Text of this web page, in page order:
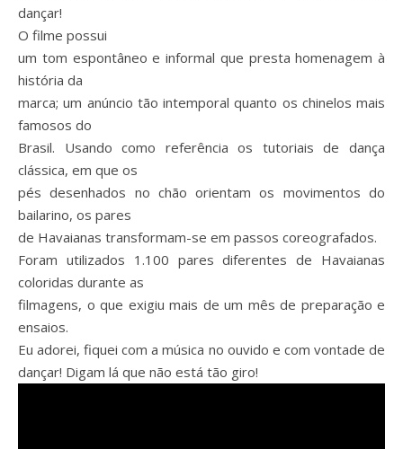
dançar!
O filme possui
um tom espontâneo e informal que presta homenagem à
história da
marca; um anúncio tão intemporal quanto os chinelos mais
famosos do
Brasil. Usando como referência os tutoriais de dança
clássica, em que os
pés desenhados no chão orientam os movimentos do
bailarino, os pares
de Havaianas transformam-se em passos coreografados.
Foram utilizados 1.100 pares diferentes de Havaianas
coloridas durante as
filmagens, o que exigiu mais de um mês de preparação e
ensaios.
Eu adorei, fiquei com a música no ouvido e com vontade de
dançar! Digam lá que não está tão giro!